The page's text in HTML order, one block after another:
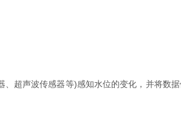
声波传感器等)感知水位的变化，并将数据